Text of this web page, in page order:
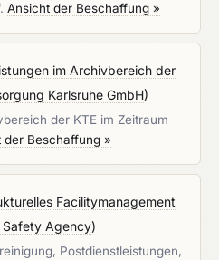
Ansicht der Beschaffung »
im Archivbereich der
Karlsruhe GmbH)
der KTE im Zeitraum
der Beschaffung »
Facilitymanagement
Safety Agency)
Postdienstleistungen,